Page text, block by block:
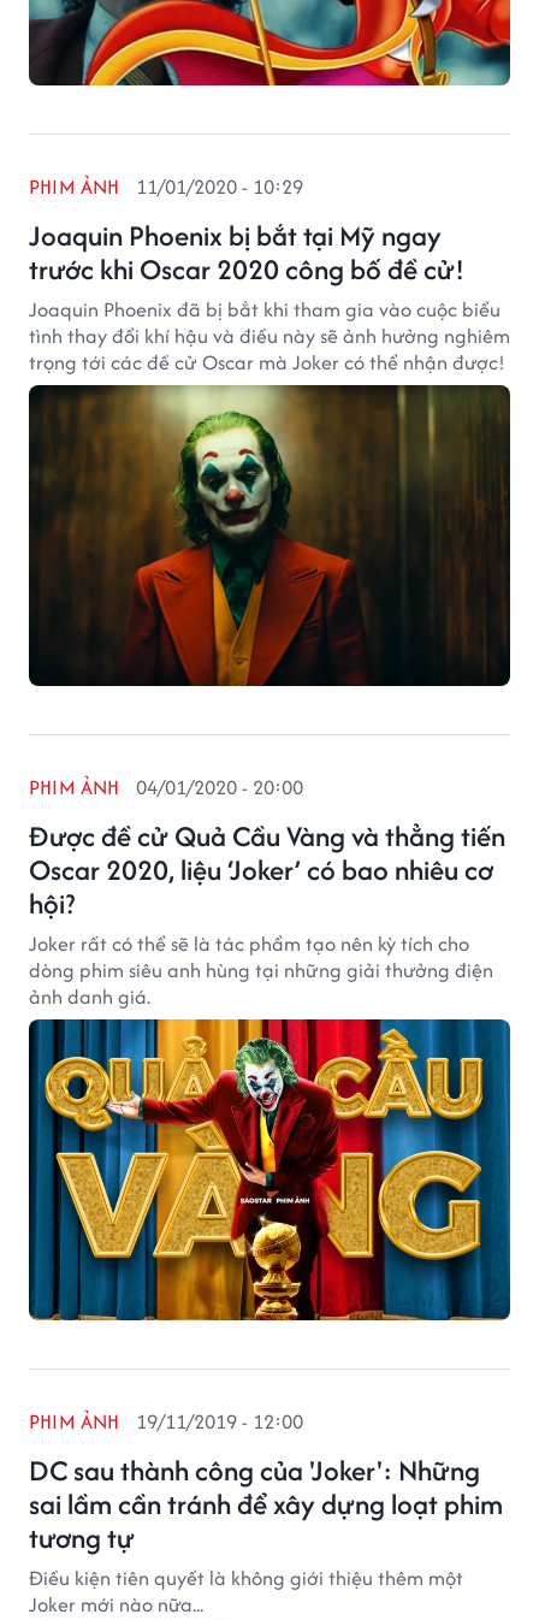
Joaquin Phoenix bị bắt tại Mỹ ngay
trước khi Oscar 2020 công bố đề cử!
PHIM ẢNH 11/01/2020 - 10:29
Joaquin Phoenix đã bị bắt khi tham gia vào cuộc biểu
tình thay đổi khí hậu và điều này sẽ ảnh hưởng nghiêm
trọng tới các đề cử Oscar mà Joker có thể nhận được!
Được đề cử Quả Cầu Vàng và thẳng tiến
Oscar 2020, liệu ‘Joker’ có bao nhiêu cơ
hội?
PHIM ẢNH 04/01/2020 - 20:00
Joker rất có thể sẽ là tác phẩm tạo nên kỳ tích cho
dòng phim siêu anh hùng tại những giải thưởng điện
ảnh danh giá.
DC sau thành công của 'Joker': Những
sai lầm cần tránh để xây dựng loạt phim
tương tự
PHIM ẢNH 19/11/2019 - 12:00
Điều kiện tiên quyết là không giới thiệu thêm một
Joker mới nào nữa...